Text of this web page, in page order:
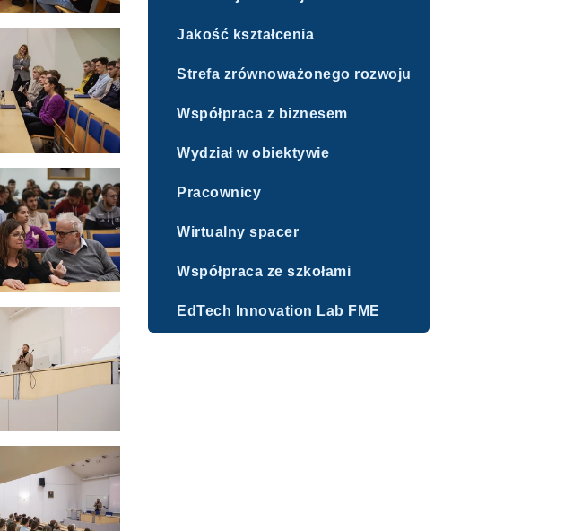
Jakość kształcenia
Strefa zrównoważonego rozwoju
Współpraca z biznesem
Wydział w obiektywie
Pracownicy
Wirtualny spacer
Współpraca ze szkołami
EdTech Innovation Lab FME